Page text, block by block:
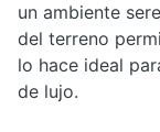
un ambiente
del terreno
lo hace ideal
de lujo.